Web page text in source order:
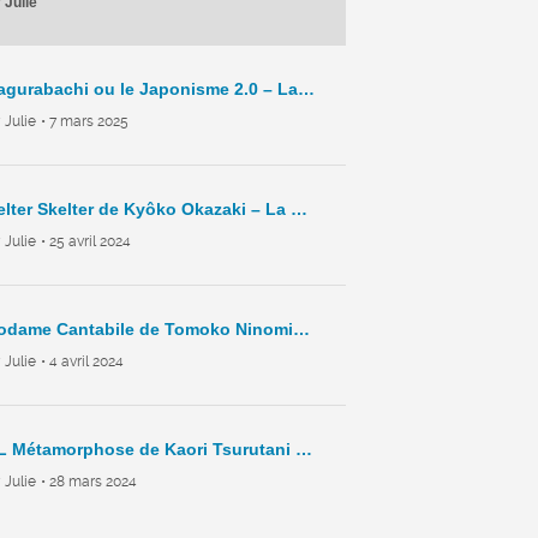
Kagurabachi ou le Japonisme 2.0 – La Chronique Hebdo – C8 – 2025
Julie • 7 mars 2025
Helter Skelter de Kyôko Okazaki – La Chronique Hebdo – C7 – 2024
Julie • 25 avril 2024
Nodame Cantabile de Tomoko Ninomiya – La Chronique Hebdo – C6 – 2024
Julie • 4 avril 2024
BL Métamorphose de Kaori Tsurutani – La Chronique Hebdo – C5- 2024
Julie • 28 mars 2024